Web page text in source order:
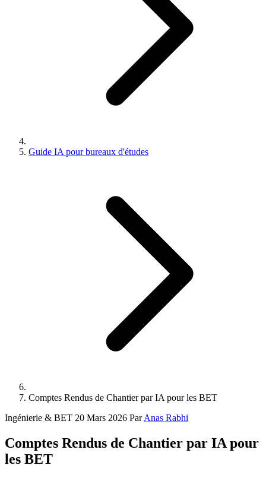
Guide IA pour bureaux d'études
Comptes Rendus de Chantier par IA pour les BET
Ingénierie & BET 20 Mars 2026 ParAnas Rabhi
Comptes Rendus de Chantier par IA pour
les BET